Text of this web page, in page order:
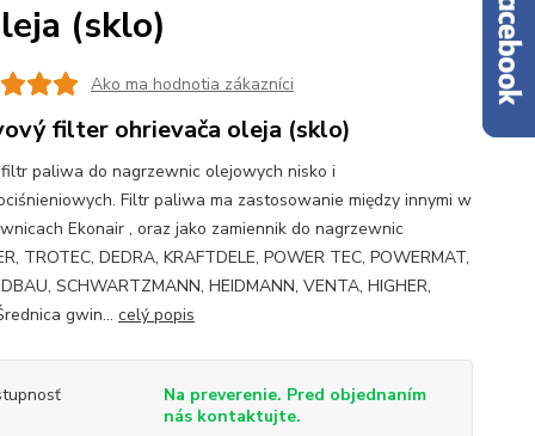
(sklo)
Ako ma hodnotia zákazníci
filter ohrievača oleja (sklo)
paliwa do nagrzewnic olejowych nisko i
Filtr paliwa ma zastosowanie między innymi w
Ekonair , oraz jako zamiennik do nagrzewnic
TROTEC, DEDRA, KRAFTDELE, POWER TEC, POWERMAT,
SCHWARTZMANN, HEIDMANN, VENTA, HIGHER,
gwin... celý popis
Na preverenie. Pred objednaním
nás kontaktujte.